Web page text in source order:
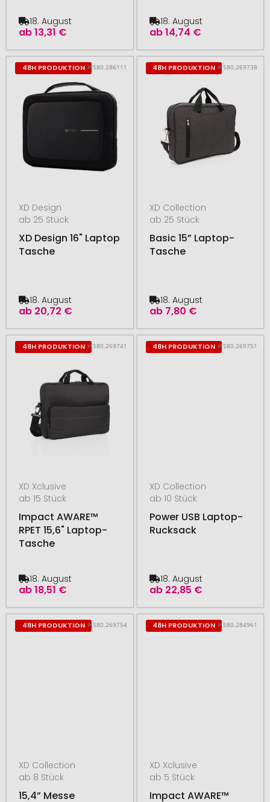
ab13,31 €
18. August
ab14,74 €
18. August
48H PRODUKTION # 580.286111
XD Design
ab 25 Stück
XD Design 16" Laptop
Tasche
ab 20,72 €
18. August
48H PRODUKTION # 580.269738
XD Collection
ab 25 Stück
Basic 15” Laptop-
Tasche
ab 7,80 €
18. August
48H PRODUKTION # 580.269741
XD Xclusive
ab 15 Stück
Impact AWARE™
RPET 15,6" Laptop-
Tasche
ab18,51 €
18. August
48H PRODUKTION # 580.269751
XD Collection
ab 10 Stück
Power USB Laptop-
Rucksack
ab 22,85 €
18. August
48H PRODUKTION # 580.269754
XD Collection
ab 8 Stück
15,4” Messe
48H PRODUKTION # 580.284961
XD Xclusive
ab 5 Stück
Impact AWARE™